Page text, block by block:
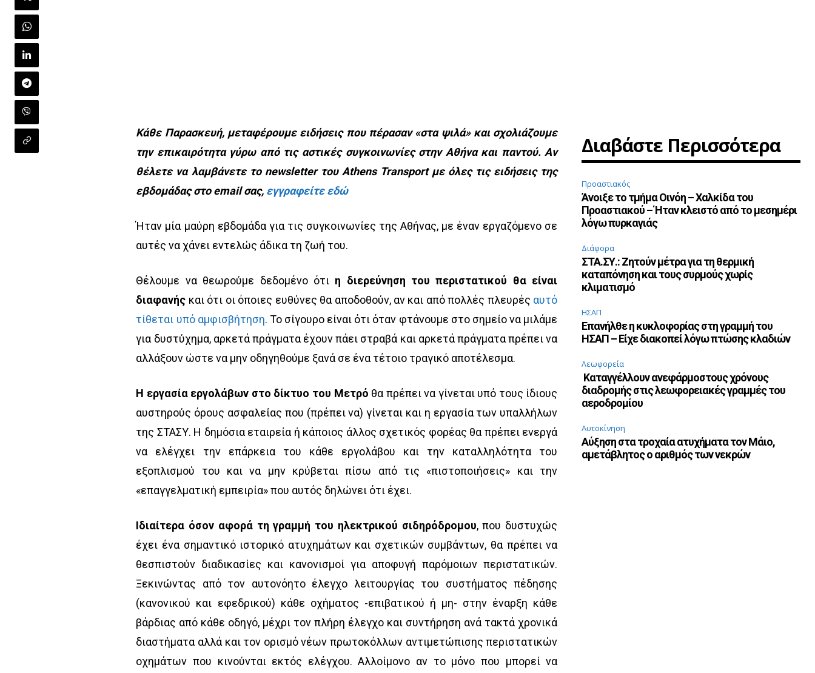
Κάθε Παρασκευή, μεταφέρουμε ειδήσεις που πέρασαν «στα ψιλά» και σχολιάζουμε
την επικαιρότητα γύρω από τις αστικές συγκοινωνίες στην Αθήνα και παντού. Αν
θέλετε να λαμβάνετε το newsletter του Athens Transport με όλες τις ειδήσεις της
εβδομάδας στο email σας, εγγραφείτε εδώ
Ήταν μία μαύρη εβδομάδα για τις συγκοινωνίες της Αθήνας, με έναν εργαζόμενο σε
αυτές να χάνει εντελώς άδικα τη ζωή του.
Θέλουμε να θεωρούμε δεδομένο ότι η διερεύνηση του περιστατικού θα είναι
διαφανής και ότι οι όποιες ευθύνες θα αποδοθούν, αν και από πολλές πλευρές αυτό
τίθεται υπό αμφισβήτηση. Το σίγουρο είναι ότι όταν φτάνουμε στο σημείο να μιλάμε
για δυστύχημα, αρκετά πράγματα έχουν πάει στραβά και αρκετά πράγματα πρέπει να
αλλάξουν ώστε να μην οδηγηθούμε ξανά σε ένα τέτοιο τραγικό αποτέλεσμα.
Η εργασία εργολάβων στο δίκτυο του Μετρό θα πρέπει να γίνεται υπό τους ίδιους
αυστηρούς όρους ασφαλείας που (πρέπει να) γίνεται και η εργασία των υπαλλήλων
της ΣΤΑΣΥ. Η δημόσια εταιρεία ή κάποιος άλλος σχετικός φορέας θα πρέπει ενεργά
να ελέγχει την επάρκεια του κάθε εργολάβου και την καταλληλότητα του
εξοπλισμού του και να μην κρύβεται πίσω από τις «πιστοποιήσεις» και την
«επαγγελματική εμπειρία» που αυτός δηλώνει ότι έχει.
Ιδιαίτερα όσον αφορά τη γραμμή του ηλεκτρικού σιδηρόδρομου, που δυστυχώς
έχει ένα σημαντικό ιστορικό ατυχημάτων και σχετικών συμβάντων, θα πρέπει να
θεσπιστούν διαδικασίες και κανονισμοί για αποφυγή παρόμοιων περιστατικών.
Ξεκινώντας από τον αυτονόητο έλεγχο λειτουργίας του συστήματος πέδησης
(κανονικού και εφεδρικού) κάθε οχήματος -επιβατικού ή μη- στην έναρξη κάθε
βάρδιας από κάθε οδηγό, μέχρι τον πλήρη έλεγχο και συντήρηση ανά τακτά χρονικά
διαστήματα αλλά και τον ορισμό νέων πρωτοκόλλων αντιμετώπισης περιστατικών
οχημάτων που κινούνται εκτός ελέγχου. Αλλοίμονο αν το μόνο που μπορεί να
Διαβάστε Περισσότερα
Προαστιακός
Άνοιξε το τμήμα Οινόη – Χαλκίδα του
Προαστιακού – Ήταν κλειστό από το μεσημέρι
λόγω πυρκαγιάς
Διάφορα
ΣΤΑ.ΣΥ.: Ζητούν μέτρα για τη θερμική
καταπόνηση και τους συρμούς χωρίς
κλιματισμό
ΗΣΑΠ
Επανήλθε η κυκλοφορίας στη γραμμή του
ΗΣΑΠ – Είχε διακοπεί λόγω πτώσης κλαδιών
Λεωφορεία
Καταγγέλλουν ανεφάρμοστους χρόνους
διαδρομής στις λεωφορειακές γραμμές του
αεροδρομίου
Αυτοκίνηση
Αύξηση στα τροχαία ατυχήματα τον Μάιο,
αμετάβλητος ο αριθμός των νεκρών